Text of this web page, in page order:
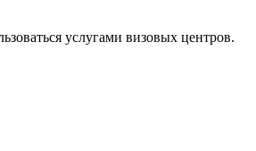
услугами визовых центров.